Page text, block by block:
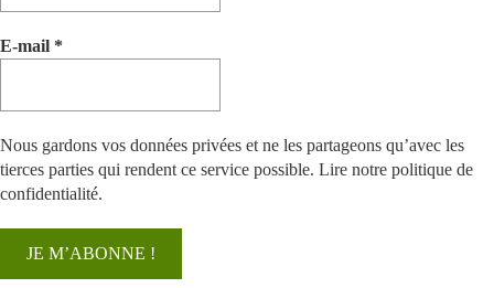
E-mail *
Nous gardons vos données privées et ne les partageons qu’avec les
tierces parties qui rendent ce service possible. Lire notre politique de
confidentialité.